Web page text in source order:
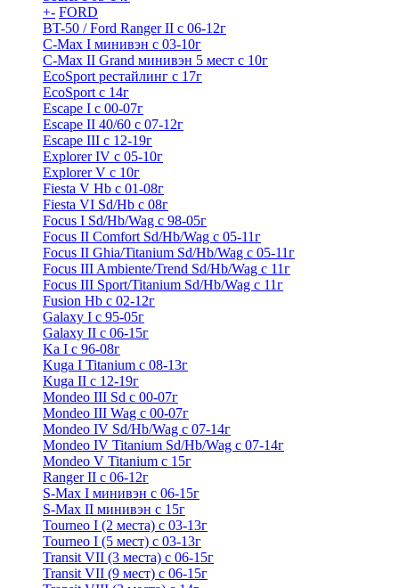
+- FORD
BT-50 / Ford Ranger II с 06-12г
C-Max I минивэн с 03-10г
C-Max II Grand минивэн 5 мест с 10г
EcoSport рестайлинг с 17г
EcoSport с 14г
Escape I с 00-07г
Escape II 40/60 с 07-12г
Escape III с 12-19г
Explorer IV c 05-10г
Explorer V c 10г
Fiesta V Hb с 01-08г
Fiesta VI Sd/Hb с 08г
Focus I Sd/Hb/Wag с 98-05г
Focus II Comfort Sd/Hb/Wag с 05-11г
Focus II Ghia/Titanium Sd/Hb/Wag с 05-11г
Focus III Ambiente/Trend Sd/Hb/Wag с 11г
Focus III Sport/Titanium Sd/Hb/Wag с 11г
Fusion Hb с 02-12г
Galaxy I с 95-05г
Galaxy II c 06-15г
Ka I с 96-08г
Kuga I Titanium с 08-13г
Kuga II c 12-19г
Mondeo III Sd с 00-07г
Mondeo III Wag с 00-07г
Mondeo IV Sd/Hb/Wag с 07-14г
Mondeo IV Titanium Sd/Hb/Wag с 07-14г
Mondeo V Titanium с 15г
Ranger II с 06-12г
S-Max I минивэн с 06-15г
S-Max II минивэн с 15г
Tourneo I (2 места) с 03-13г
Tourneo I (5 мест) с 03-13г
Transit VII (3 места) с 06-15г
Transit VII (9 мест) с 06-15г